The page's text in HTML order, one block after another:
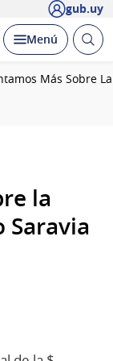
gub.uy
Desplegar
Menú Abrir
Más Sobre
la
Saravia